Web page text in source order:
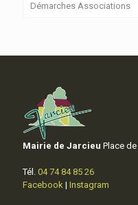
Démarches Associations
Mairie de Jarcieu Place
Tél. 04 74 84 85 26
Facebook | Instagram